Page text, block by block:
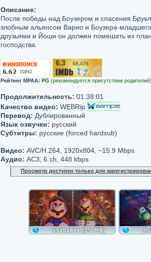
Описание:
После победы над Боузером и спасения
злобным альянсом Варио и Боузера-
друзьями и Йоши он должен помешать их
господства.
6.3 68,476
Рейтинг MPAA: PG (рекомендуется присутствие
Продолжительность: 01:38:01
Качество видео: WEBRip
Перевод: Дублированный
Язык озвучки: русский
Субтитры: русские (forced hardsub)
Видео: AVC/H.264, 1920x804, ~15.9 Mbps
Аудио: AC3, 6 ch, 448 kbps
Просмотр доступен только для